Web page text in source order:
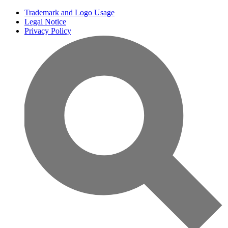
Trademark and Logo Usage
Legal Notice
Privacy Policy